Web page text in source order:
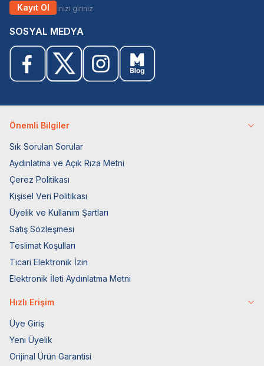
Kayıt Ol
SOSYAL MEDYA
Önemli Bilgiler
Sık Sorulan Sorular
Aydınlatma ve Açık Rıza Metni
Çerez Politikası
Kişisel Veri Politikası
Üyelik ve Kullanım Şartları
Satış Sözleşmesi
Teslimat Koşulları
Ticari Elektronik İzin
Elektronik İleti Aydınlatma Metni
Hızlı Erişim
Üye Giriş
Yeni Üyelik
Orijinal Ürün Garantisi